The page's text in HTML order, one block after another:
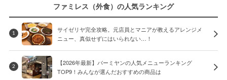
ファミレス（外食）の人気ランキング
1
サイゼリヤ完全攻略。元店員とマニアが教えるアレンジメ
ニュー、真似せずにはいられない…！
2
【2026年最新】バーミヤンの人気メニューランキング
TOP9！みんなが選んだおすすめの商品は